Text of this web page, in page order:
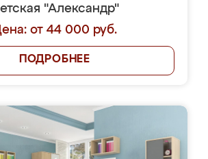
"Александр"
от 44 000 руб.
ПОДРОБНЕЕ